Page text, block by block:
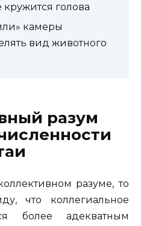
голова
камеры
вид животного
разум
разуме, то
что коллегиальное
более адекватным